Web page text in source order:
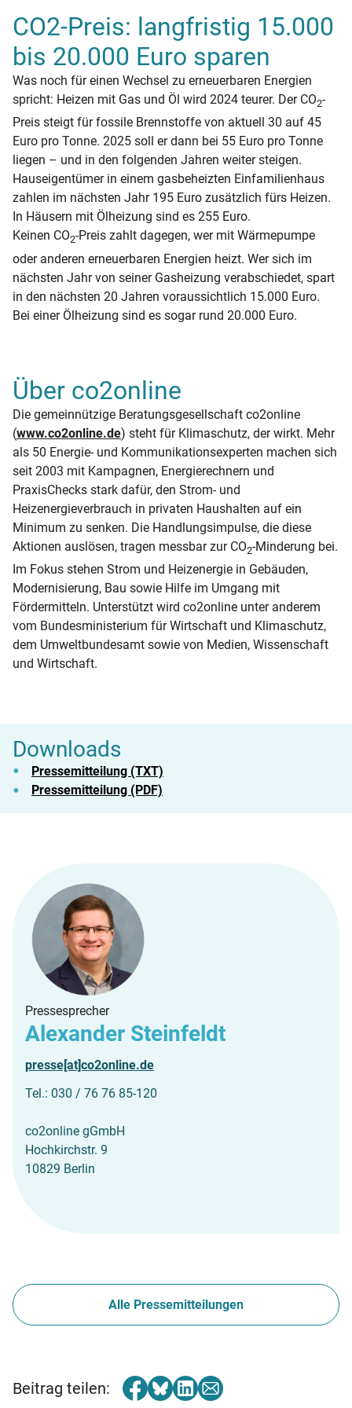
CO2-Preis: langfristig 15.000
bis 20.000 Euro sparen
Was noch für einen Wechsel zu erneuerbaren Energien
spricht: Heizen mit Gas und Öl wird 2024 teurer. Der CO2-
Preis steigt für fossile Brennstoffe von aktuell 30 auf 45
Euro pro Tonne. 2025 soll er dann bei 55 Euro pro Tonne
liegen – und in den folgenden Jahren weiter steigen.
Hauseigentümer in einem gasbeheizten Einfamilienhaus
zahlen im nächsten Jahr 195 Euro zusätzlich fürs Heizen.
In Häusern mit Ölheizung sind es 255 Euro.
Keinen CO2-Preis zahlt dagegen, wer mit Wärmepumpe
oder anderen erneuerbaren Energien heizt. Wer sich im
nächsten Jahr von seiner Gasheizung verabschiedet, spart
in den nächsten 20 Jahren voraussichtlich 15.000 Euro.
Bei einer Ölheizung sind es sogar rund 20.000 Euro.
Über co2online
Die gemeinnützige Beratungsgesellschaft co2online
(www.co2online.de) steht für Klimaschutz, der wirkt. Mehr
als 50 Energie- und Kommunikationsexperten machen sich
seit 2003 mit Kampagnen, Energierechnern und
PraxisChecks stark dafür, den Strom- und
Heizenergieverbrauch in privaten Haushalten auf ein
Minimum zu senken. Die Handlungsimpulse, die diese
Aktionen auslösen, tragen messbar zur CO2-Minderung bei.
Im Fokus stehen Strom und Heizenergie in Gebäuden,
Modernisierung, Bau sowie Hilfe im Umgang mit
Fördermitteln. Unterstützt wird co2online unter anderem
vom Bundesministerium für Wirtschaft und Klimaschutz,
dem Umweltbundesamt sowie von Medien, Wissenschaft
und Wirtschaft.
Downloads
Pressemitteilung (TXT)
Pressemitteilung (PDF)
Pressesprecher
Alexander Steinfeldt
presse[at]co2online.de
Tel.: 030 / 76 76 85-120
co2online gGmbH
Hochkirchstr. 9
10829 Berlin
Alle Pressemitteilungen
Beitrag teilen: